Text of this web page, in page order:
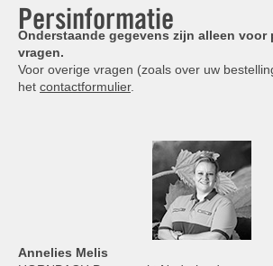
Persinformatie
Onderstaande gegevens zijn alleen voor
vragen.
Voor overige vragen (zoals over uw
het contactformulier.
Annelies Melis